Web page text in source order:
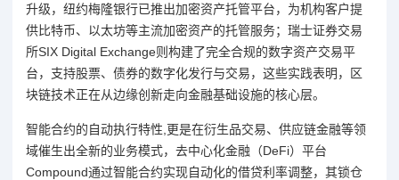
升级，纽约梅隆银行已推出加密资产托管平台，为机构客户提
供比特币、以太坊等主流加密资产的托管服务；瑞士证券交易
所SIX Digital Exchange则构建了完全合规的数字资产交易平
台，支持股票、债券的数字化发行与交易，这些实践表明，区
块链技术正在从边缘创新走向金融基础设施的核心层。
智能合约的自动执行特性,更是在衍生品交易、供应链金融等领
域催生出全新的业务模式，去中心化金融（DeFi）平台
Compound通过智能合约实现自动化的借贷利率调整，其锁仓